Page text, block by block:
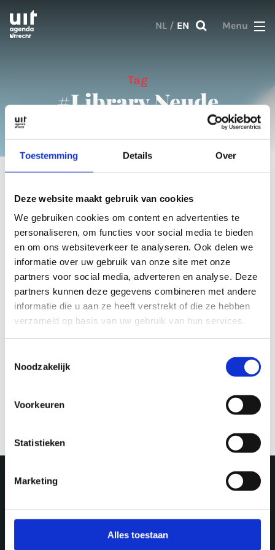
Toestemming Details Over
Deze website maakt gebruik van cookies
We gebruiken cookies om content en advertenties te
personaliseren, om functies voor social media te bieden
en om ons websiteverkeer te analyseren. Ook delen we
informatie over uw gebruik van onze site met onze
partners voor social media, adverteren en analyse. Deze
partners kunnen deze gegevens combineren met andere
informatie die u aan ze heeft verstrekt of die ze hebben
verzameld op basis van uw gebruik van hun services.
Noodzakelijk
Voorkeuren
Statistieken
Marketing
Alles toestaan
Skip to main content
NL / EN Menu
Tag
#Library Neude
1 result
Articles
July & August 2024
More in Utrecht